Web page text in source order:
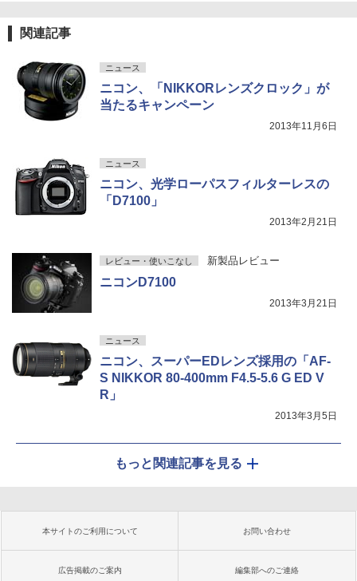
関連記事
ニュース
ニコン、「NIKKORレンズクロック」が
当たるキャンペーン
2013年11月6日
ニュース
ニコン、光学ローパスフィルターレスの
「D7100」
2013年2月21日
レビュー・使いこなし 新製品レビュー
ニコンD7100
2013年3月21日
ニュース
ニコン、スーパーEDレンズ採用の「AF-
S NIKKOR 80-400mm F4.5-5.6 G ED V
R」
2013年3月5日
もっと関連記事を見る
本サイトのご利用について お問い合わせ
広告掲載のご案内 編集部へのご連絡